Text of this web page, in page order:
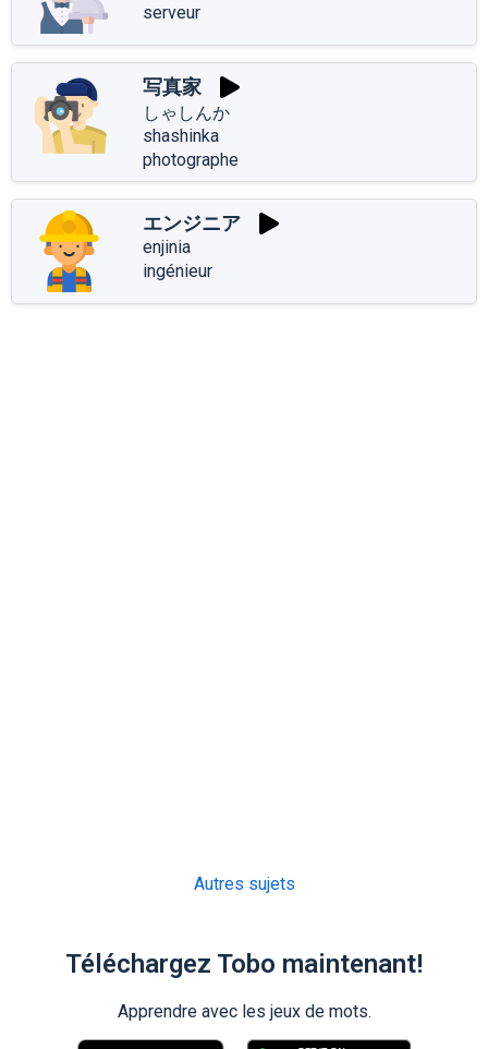
serveur
写真家
しゃしんか
shashinka
photographe
エンジニア
enjinia
ingénieur
Autres sujets
Téléchargez Tobo maintenant!
Apprendre avec les jeux de mots.